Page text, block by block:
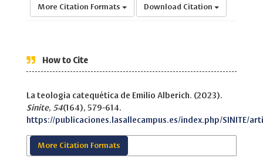
More Citation Formats Download Citation
How to Cite
La teologia catequética de Emilio Alberich. (2023).
Sinite, 54(164), 579-614.
https://publicaciones.lasallecampus.es/index.php/SINITE/
More Citation Formats